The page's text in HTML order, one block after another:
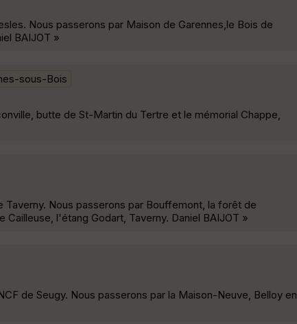
Nous passerons par Maison de Garennes,le Bois de
BAIJOT »
sous-Bois
butte de St-Martin du Tertre et le mémorial Chappe,
Taverny. Nous passerons par Bouffemont, la forêt de
l'étang Godart, Taverny. Daniel BAIJOT »
de Seugy. Nous passerons par la Maison-Neuve, Belloy en